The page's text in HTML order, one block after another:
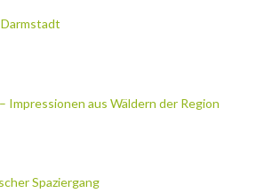
Impressionen aus Wäldern der Region
Spaziergang